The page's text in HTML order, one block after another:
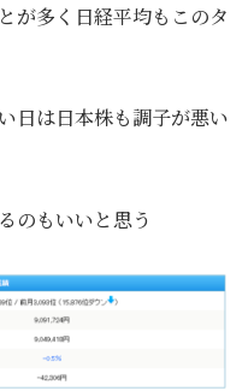
が多く日経平均もこのタ
日は日本株も調子が悪い
のもいいと思う